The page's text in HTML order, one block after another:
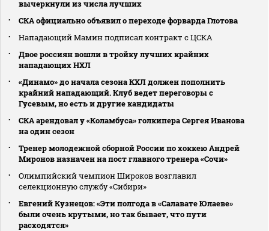
вычеркнули из числа лучших
СКА официально объявил о переходе форварда Глотова
Нападающий Мамин подписал контракт с ЦСКА
Двое россиян вошли в тройку лучших крайних
нападающих НХЛ
«Динамо» до начала сезона КХЛ должен пополнить
крайний нападающий. Клуб ведет переговоры с
Гусевым, но есть и другие кандидаты
СКА арендовал у «Коламбуса» голкипера Сергея Иванова
на один сезон
Тренер молодежной сборной России по хоккею Андрей
Миронов назначен на пост главного тренера «Сочи»
Олимпийский чемпион Широков возглавил
селекционную службу «Сибири»
Евгений Кузнецов: «Эти полгода в «Салавате Юлаеве»
были очень крутыми, но так бывает, что пути
расходятся»